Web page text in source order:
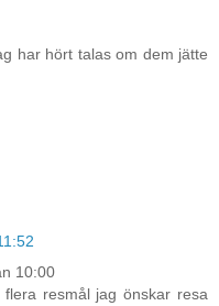
har hört talas om dem jätte
10:00
resmål jag önskar resa